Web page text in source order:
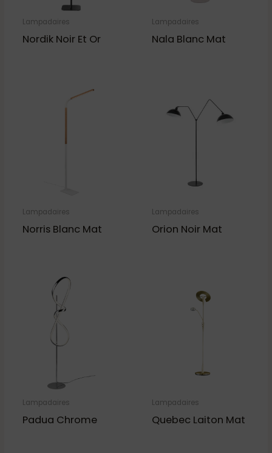
Lampadaires
Nordik Noir Et Or
Lampadaires
Nala Blanc Mat
Lampadaires
Norris Blanc Mat
Lampadaires
Orion Noir Mat
Lampadaires
Padua Chrome
Lampadaires
Quebec Laiton Mat